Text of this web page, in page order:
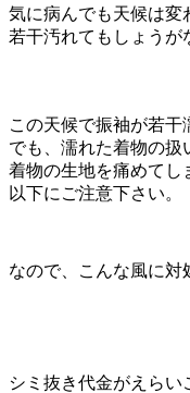
気に病んでも天候は変
若干汚れてもしょうが
この天候で振袖が若
でも、濡れた着物の扱
着物の生地を痛めてし
以下にご注意下さい。
なので、こんな風に対
シミ抜き代金がえらい